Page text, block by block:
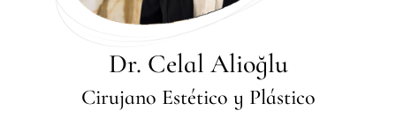
Dr. Celal Alioğlu
Cirujano Estético y Plástico